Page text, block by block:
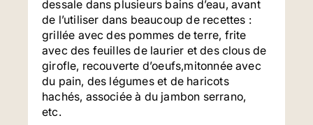
dessale dans plusieurs bains d’eau, avant
de l’utiliser dans beaucoup de recettes :
grillée avec des pommes de terre, frite
avec des feuilles de laurier et des clous de
girofle, recouverte d’oeufs,mitonnée avec
du pain, des légumes et de haricots
hachés, associée à du jambon serrano,
etc.